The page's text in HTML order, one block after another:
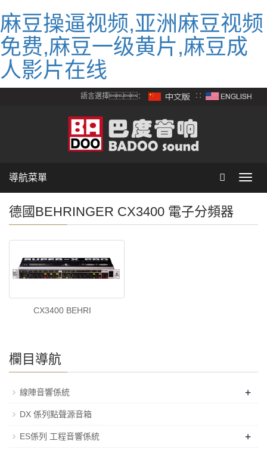
麻豆操逼视频,亚洲麻豆视频
免费,麻豆一级黄片,麻豆成
人影片在线
語言選擇： ∷
導航菜單
德國BEHRINGER CX3400 電子分頻器
CX3400 BEHRI
欄目導航
線陣音響係統 +
DX 係列點聲源音箱
ES係列 工程音響係統 +